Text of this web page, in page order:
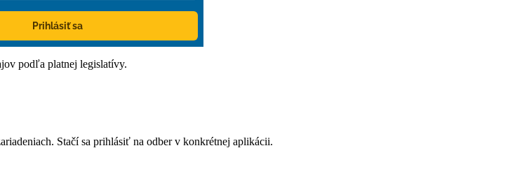
Prihlásiť sa
podľa platnej legislatívy.
Stačí sa prihlásiť na odber v konkrétnej aplikácii.